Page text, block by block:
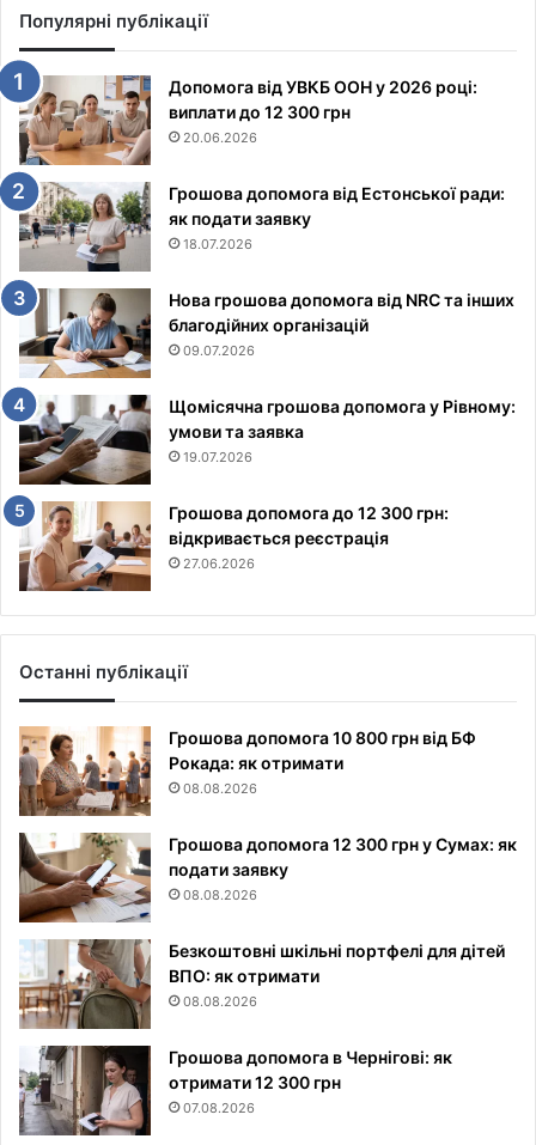
Популярні публікації
Допомога від УВКБ ООН у 2026 році:
виплати до 12 300 грн
20.06.2026
Грошова допомога від Естонської ради:
як подати заявку
18.07.2026
Нова грошова допомога від NRC та інших
благодійних організацій
09.07.2026
Щомісячна грошова допомога у Рівному:
умови та заявка
19.07.2026
Грошова допомога до 12 300 грн:
відкривається реєстрація
27.06.2026
Останні публікації
Грошова допомога 10 800 грн від БФ
Рокада: як отримати
08.08.2026
Грошова допомога 12 300 грн у Сумах: як
подати заявку
08.08.2026
Безкоштовні шкільні портфелі для дітей
ВПО: як отримати
08.08.2026
Грошова допомога в Чернігові: як
отримати 12 300 грн
07.08.2026